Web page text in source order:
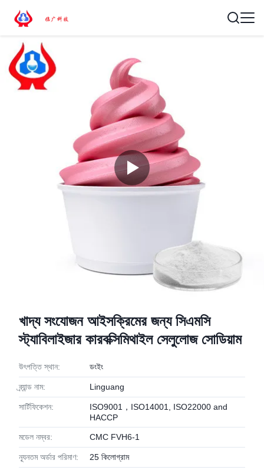
খাদ্য সংযোজন আইসক্রিমের জন্য সিএমসি
স্ট্যাবিলাইজার কারবক্সিমিথাইল সেলুলোজ সোডিয়াম
উৎপত্তি স্থান: ডংইং
ব্র্যান্ড নাম: Linguang
সার্টিফিকেশন:
ISO9001，ISO14001, ISO22000 and
HACCP
মডেল নম্বর: CMC FVH6-1
ন্যূনতম অর্ডার পরিমাণ: 25 কিলোগ্রাম